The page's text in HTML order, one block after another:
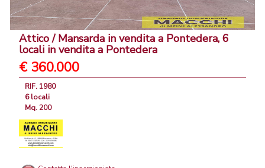
Attico / Mansarda in vendita a Pontedera, 6
locali in vendita a Pontedera
€ 360.000
RIF. 1980
6 locali
Mq. 200